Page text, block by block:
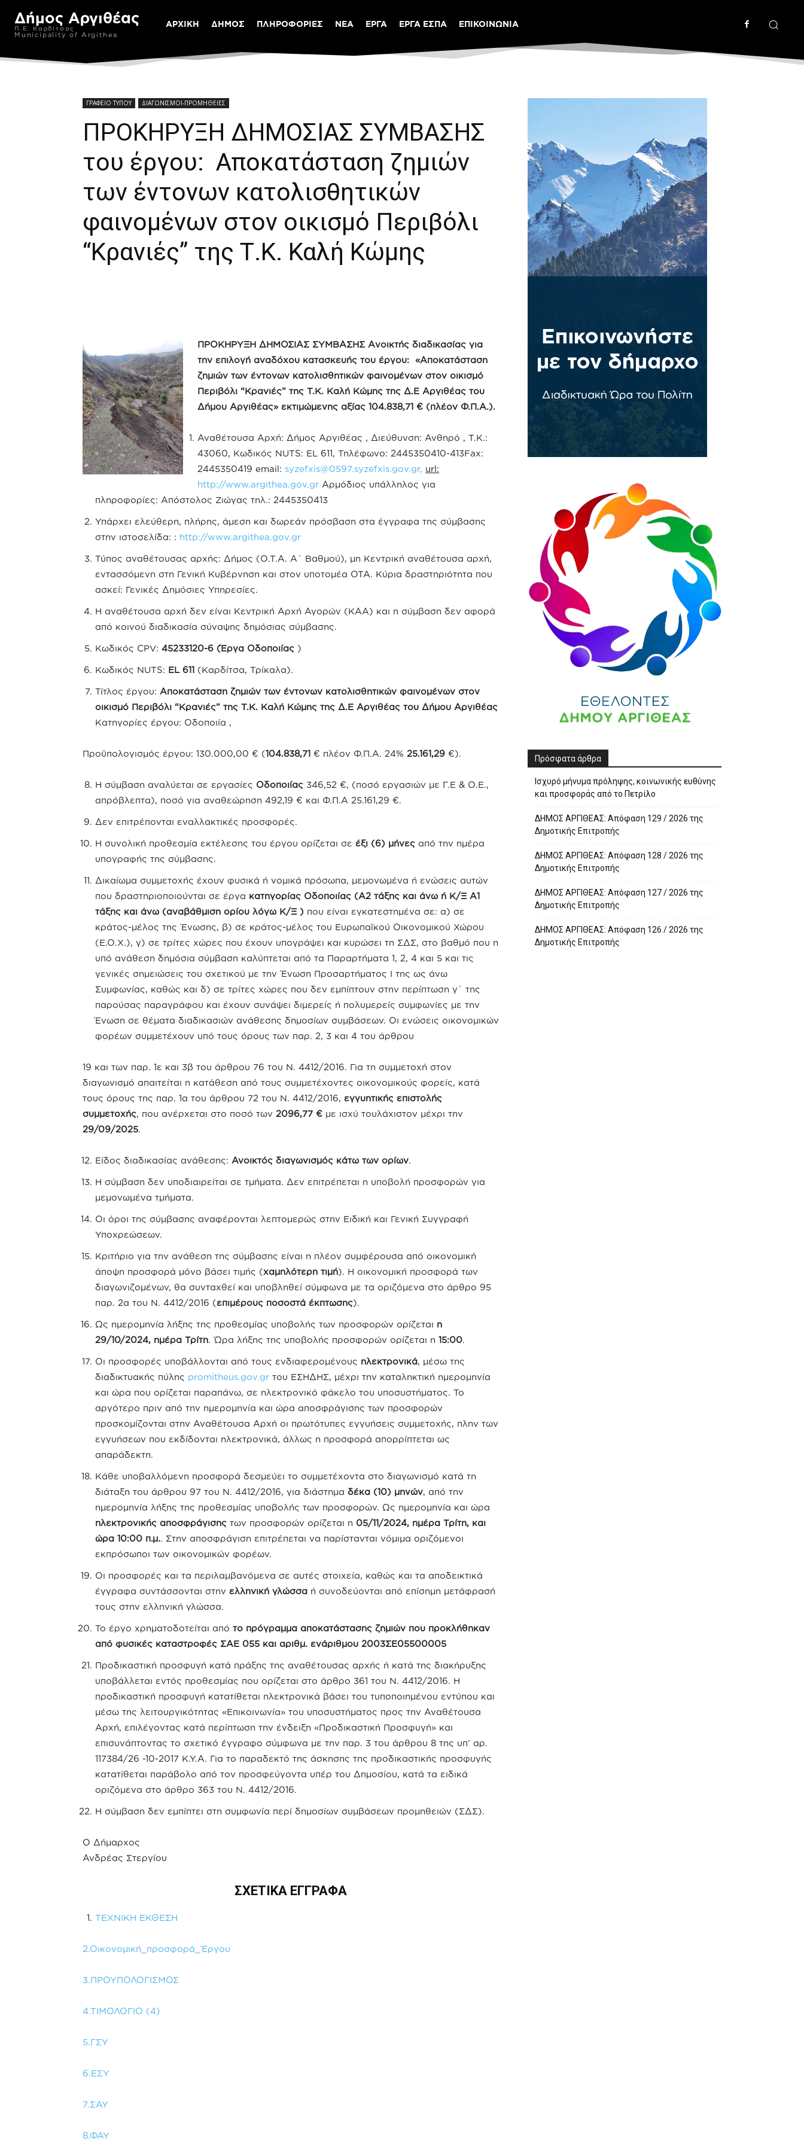
Δήμος Αργιθέας
Π.Ε. Καρδίτσας
Municipality of Argithea
ΑΡΧΙΚΗ ΔΗΜΟΣ ΠΛΗΡΟΦΟΡΙΕΣ ΝΕΑ ΕΡΓΑ ΕΡΓΑ ΕΣΠΑ ΕΠΙΚΟΙΝΩΝΙΑ
ΓΡΑΦΕΙΟ ΤΥΠΟΥ ΔΙΑΓΩΝΙΣΜΟΙ-ΠΡΟΜΗΘΕΙΕΣ
ΠΡΟΚΗΡΥΞΗ ΔΗΜΟΣΙΑΣ ΣΥΜΒΑΣΗΣ
του έργου: Αποκατάσταση ζημιών
των έντονων κατολισθητικών
φαινομένων στον οικισμό Περιβόλι
“Κρανιές” της Τ.Κ. Καλή Κώμης
ΠΡΟΚΗΡΥΞΗ ΔΗΜΟΣΙΑΣ ΣΥΜΒΑΣΗΣ Aνοικτής διαδικασίας για
την επιλογή αναδόχου κατασκευής του έργου: «Αποκατάσταση
ζημιών των έντονων κατολισθητικών φαινομένων στον οικισμό
Περιβόλι “Κρανιές” της Τ.Κ. Καλή Κώμης της Δ.Ε Αργιθέας του
Δήμου Αργιθέας» εκτιμώμενης αξίας 104.838,71 € (πλέον Φ.Π.Α.).
Αναθέτουσα Αρχή: Δήμος Αργιθέας , Διεύθυνση: Ανθηρό , Τ.Κ.:
43060, Κωδικός NUTS: EL 611, Τηλέφωνο: 2445350410-413Fax:
2445350419 email: syzefxis@0597.syzefxis.gov.gr, url:
http://www.argithea.gov.gr Αρμόδιος υπάλληλος για
πληροφορίες: Απόστολος Ζιώγας τηλ.: 2445350413
Υπάρχει ελεύθερη, πλήρης, άμεση και δωρεάν πρόσβαση στα έγγραφα της σύμβασης
στην ιστοσελίδα: : http://www.argithea.gov.gr
Τύπος αναθέτουσας αρχής: Δήμος (Ο.Τ.Α. Α΄ Βαθμού), μη Κεντρική αναθέτουσα αρχή,
εντασσόμενη στη Γενική Κυβέρνηση και στον υποτομέα ΟΤΑ. Κύρια δραστηριότητα που
ασκεί: Γενικές Δημόσιες Υπηρεσίες.
Η αναθέτουσα αρχή δεν είναι Κεντρική Αρχή Αγορών (ΚΑΑ) και η σύμβαση δεν αφορά
από κοινού διαδικασία σύναψης δημόσιας σύμβασης.
Κωδικός CPV: 45233120-6 (Έργα Οδοποιίας )
Κωδικός NUTS: EL 611 (Καρδίτσα, Τρίκαλα).
Τίτλος έργου: Αποκατάσταση ζημιών των έντονων κατολισθητικών φαινομένων στον
οικισμό Περιβόλι “Κρανιές” της Τ.Κ. Καλή Κώμης της Δ.Ε Αργιθέας του Δήμου Αργιθέας
Κατηγορίες έργου: Οδοποιία ,
Προϋπολογισμός έργου: 130.000,00 € (104.838,71 € πλέον Φ.Π.Α. 24% 25.161,29 €).
Η σύμβαση αναλύεται σε εργασίες Οδοποιίας 346,52 €, (ποσό εργασιών με Γ.Ε & Ο.Ε.,
απρόβλεπτα), ποσό για αναθεώρηση 492,19 € και Φ.Π.Α 25.161,29 €.
Δεν επιτρέπονται εναλλακτικές προσφορές.
Η συνολική προθεσμία εκτέλεσης του έργου ορίζεται σε έξι (6) μήνες από την ημέρα
υπογραφής της σύμβασης.
Δικαίωμα συμμετοχής έχουν φυσικά ή νομικά πρόσωπα, μεμονωμένα ή ενώσεις αυτών
που δραστηριοποιούνται σε έργα κατηγορίας Οδοποιίας (Α2 τάξης και άνω ή Κ/Ξ Α1
τάξης και άνω (αναβάθμιση ορίου λόγω Κ/Ξ ) που είναι εγκατεστημένα σε: α) σε
κράτος-μέλος της Ένωσης, β) σε κράτος-μέλος του Ευρωπαϊκού Οικονομικού Χώρου
(Ε.Ο.Χ.), γ) σε τρίτες χώρες που έχουν υπογράψει και κυρώσει τη ΣΔΣ, στο βαθμό που η
υπό ανάθεση δημόσια σύμβαση καλύπτεται από τα Παραρτήματα 1, 2, 4 και 5 και τις
γενικές σημειώσεις του σχετικού με την Ένωση Προσαρτήματος I της ως άνω
Συμφωνίας, καθώς και δ) σε τρίτες χώρες που δεν εμπίπτουν στην περίπτωση γ΄ της
παρούσας παραγράφου και έχουν συνάψει διμερείς ή πολυμερείς συμφωνίες με την
Ένωση σε θέματα διαδικασιών ανάθεσης δημοσίων συμβάσεων. Οι ενώσεις οικονομικών
φορέων συμμετέχουν υπό τους όρους των παρ. 2, 3 και 4 του άρθρου
19 και των παρ. 1ε και 3β του άρθρου 76 του Ν. 4412/2016. Για τη συμμετοχή στον
διαγωνισμό απαιτείται η κατάθεση από τους συμμετέχοντες οικονομικούς φορείς, κατά
τους όρους της παρ. 1α του άρθρου 72 του Ν. 4412/2016, εγγυητικής επιστολής
συμμετοχής, που ανέρχεται στο ποσό των 2096,77 € με ισχύ τουλάχιστον μέχρι την
29/09/2025.
Είδος διαδικασίας ανάθεσης: Ανοικτός διαγωνισμός κάτω των ορίων.
Η σύμβαση δεν υποδιαιρείται σε τμήματα. Δεν επιτρέπεται η υποβολή προσφορών για
μεμονωμένα τμήματα.
Οι όροι της σύμβασης αναφέρονται λεπτομερώς στην Ειδική και Γενική Συγγραφή
Υποχρεώσεων.
Κριτήριο για την ανάθεση της σύμβασης είναι η πλέον συμφέρουσα από οικονομική
άποψη προσφορά μόνο βάσει τιμής (χαμηλότερη τιμή). Η οικονομική προσφορά των
διαγωνιζομένων, θα συνταχθεί και υποβληθεί σύμφωνα με τα οριζόμενα στο άρθρο 95
παρ. 2α του Ν. 4412/2016 (επιμέρους ποσοστά έκπτωσης).
Ως ημερομηνία λήξης της προθεσμίας υποβολής των προσφορών ορίζεται η
29/10/2024, ημέρα Τρίτη. Ώρα λήξης της υποβολής προσφορών ορίζεται η 15:00.
Οι προσφορές υποβάλλονται από τους ενδιαφερομένους ηλεκτρονικά, μέσω της
διαδικτυακής πύλης promitheus.gov.gr του ΕΣΗΔΗΣ, μέχρι την καταληκτική ημερομηνία
και ώρα που ορίζεται παραπάνω, σε ηλεκτρονικό φάκελο του υποσυστήματος. Το
αργότερο πριν από την ημερομηνία και ώρα αποσφράγισης των προσφορών
προσκομίζονται στην Αναθέτουσα Αρχή οι πρωτότυπες εγγυήσεις συμμετοχής, πλην των
εγγυήσεων που εκδίδονται ηλεκτρονικά, άλλως η προσφορά απορρίπτεται ως
απαράδεκτη.
Κάθε υποβαλλόμενη προσφορά δεσμεύει το συμμετέχοντα στο διαγωνισμό κατά τη
διάταξη του άρθρου 97 του Ν. 4412/2016, για διάστημα δέκα (10) μηνών, από την
ημερομηνία λήξης της προθεσμίας υποβολής των προσφορών. Ως ημερομηνία και ώρα
ηλεκτρονικής αποσφράγισης των προσφορών ορίζεται η 05/11/2024, ημέρα Τρίτη, και
ώρα 10:00 π.μ.. Στην αποσφράγιση επιτρέπεται να παρίστανται νόμιμα οριζόμενοι
εκπρόσωποι των οικονομικών φορέων.
Οι προσφορές και τα περιλαμβανόμενα σε αυτές στοιχεία, καθώς και τα αποδεικτικά
έγγραφα συντάσσονται στην ελληνική γλώσσα ή συνοδεύονται από επίσημη μετάφρασή
τους στην ελληνική γλώσσα.
Το έργο χρηματοδοτείται από το πρόγραμμα αποκατάστασης ζημιών που προκλήθηκαν
από φυσικές καταστροφές ΣΑΕ 055 και αριθμ. ενάριθμου 2003ΣΕ05500005
Προδικαστική προσφυγή κατά πράξης της αναθέτουσας αρχής ή κατά της διακήρυξης
υποβάλλεται εντός προθεσμίας που ορίζεται στο άρθρο 361 του Ν. 4412/2016. Η
προδικαστική προσφυγή κατατίθεται ηλεκτρονικά βάσει του τυποποιημένου εντύπου και
μέσω της λειτουργικότητας «Επικοινωνία» του υποσυστήματος προς την Αναθέτουσα
Αρχή, επιλέγοντας κατά περίπτωση την ένδειξη «Προδικαστική Προσφυγή» και
επισυνάπτοντας το σχετικό έγγραφο σύμφωνα με την παρ. 3 του άρθρου 8 της υπ’ αρ.
117384/26 -10-2017 Κ.Υ.Α. Για το παραδεκτό της άσκησης της προδικαστικής προσφυγής
κατατίθεται παράβολο από τον προσφεύγοντα υπέρ του Δημοσίου, κατά τα ειδικά
οριζόμενα στο άρθρο 363 του Ν. 4412/2016.
Η σύμβαση δεν εμπίπτει στη συμφωνία περί δημοσίων συμβάσεων προμηθειών (ΣΔΣ).
Ο Δήμαρχος
Ανδρέας Στεργίου
ΣΧΕΤΙΚΑ ΕΓΓΡΑΦΑ
ΤΕΧΝΙΚΗ ΕΚΘΕΣΗ
2.Οικονομική_προσφορά_Έργου
3.ΠΡΟΥΠΟΛΟΓΙΣΜΟΣ
4.ΤΙΜΟΛΟΓΙΟ (4)
5.ΓΣΥ
6.ΕΣΥ
7.ΣΑΥ
8.ΦΑΥ
Πρόσφατα άρθρα
Ισχυρό μήνυμα πρόληψης, κοινωνικής ευθύνης
και προσφοράς από το Πετρίλο
ΔΗΜΟΣ ΑΡΓΙΘΕΑΣ: Απόφαση 129 / 2026 της
Δημοτικής Επιτροπής
ΔΗΜΟΣ ΑΡΓΙΘΕΑΣ: Απόφαση 128 / 2026 της
Δημοτικής Επιτροπής
ΔΗΜΟΣ ΑΡΓΙΘΕΑΣ: Απόφαση 127 / 2026 της
Δημοτικής Επιτροπής
ΔΗΜΟΣ ΑΡΓΙΘΕΑΣ: Απόφαση 126 / 2026 της
Δημοτικής Επιτροπής